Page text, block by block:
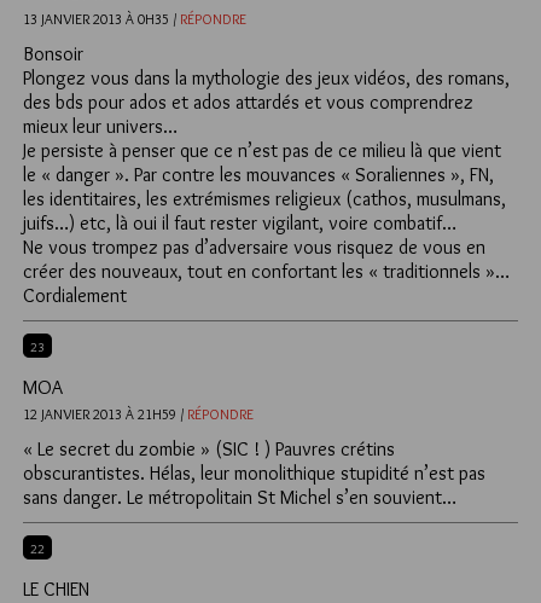
13 JANVIER 2013 À 0H35 / RÉPONDRE
Bonsoir
Plongez vous dans la mythologie des jeux vidéos, des romans,
des bds pour ados et ados attardés et vous comprendrez
mieux leur univers…
Je persiste à penser que ce n’est pas de ce milieu là que vient
le « danger ». Par contre les mouvances « Soraliennes », FN,
les identitaires, les extrémismes religieux (cathos, musulmans,
juifs…) etc, là oui il faut rester vigilant, voire combatif…
Ne vous trompez pas d’adversaire vous risquez de vous en
créer des nouveaux, tout en confortant les « traditionnels »…
Cordialement
23
MOA
12 JANVIER 2013 À 21H59 / RÉPONDRE
« Le secret du zombie » (SIC ! ) Pauvres crétins
obscurantistes. Hélas, leur monolithique stupidité n’est pas
sans danger. Le métropolitain St Michel s’en souvient…
22
LE CHIEN